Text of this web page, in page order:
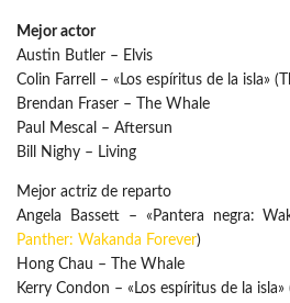
Mejor actor
Austin Butler – Elvis
Colin Farrell – «Los espíritus de la isla»
Brendan Fraser – The Whale
Paul Mescal – Aftersun
Bill Nighy – Living
Mejor actriz de reparto
Angela Bassett – «Pantera negra:
Panther: Wakanda Forever)
Hong Chau – The Whale
Kerry Condon – «Los espíritus de la